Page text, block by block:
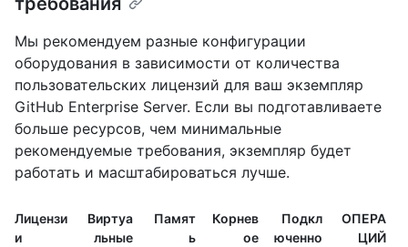
Мы рекомендуем разные конфигурации
оборудования в зависимости от количества
пользовательских лицензий для ваш экземпляр
GitHub Enterprise Server. Если вы подготавливаете
больше ресурсов, чем минимальные
рекомендуемые требования, экземпляр будет
работать и масштабироваться лучше.
Лицензи
и
Виртуа
льные
Памят
ь
Корнев
ое
Подкл
юченно
ОПЕРА
ЦИЙ